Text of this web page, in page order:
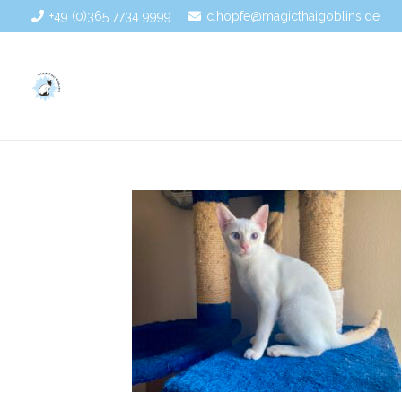
+49 (0)365 7734 9999 c.hopfe@magicthaigoblins.de